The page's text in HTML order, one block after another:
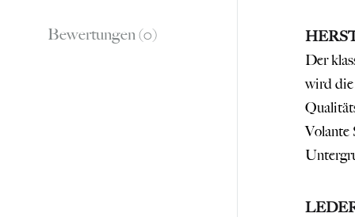
Bewertungen (0)
Der
wird die
Volante